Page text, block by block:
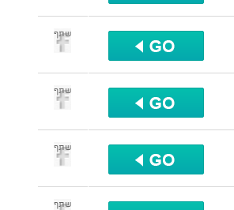
שתף
שתף
שתף
שתף